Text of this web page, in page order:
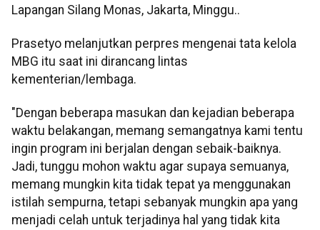
Lapangan Silang Monas, Jakarta, Minggu..
Prasetyo melanjutkan perpres mengenai tata kelola
MBG itu saat ini dirancang lintas
kementerian/lembaga.
"Dengan beberapa masukan dan kejadian beberapa
waktu belakangan, memang semangatnya kami tentu
ingin program ini berjalan dengan sebaik-baiknya.
Jadi, tunggu mohon waktu agar supaya semuanya,
memang mungkin kita tidak tepat ya menggunakan
istilah sempurna, tetapi sebanyak mungkin apa yang
menjadi celah untuk terjadinya hal yang tidak kita